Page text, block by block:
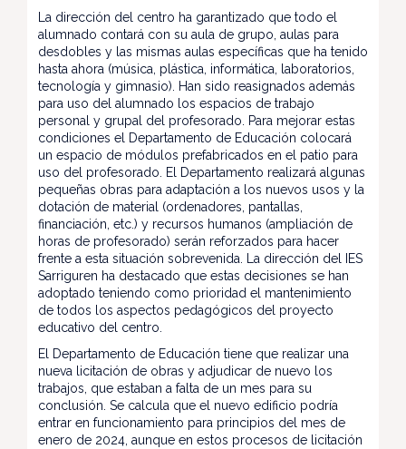
La dirección del centro ha garantizado que todo el
alumnado contará con su aula de grupo, aulas para
desdobles y las mismas aulas específicas que ha tenido
hasta ahora (música, plástica, informática, laboratorios,
tecnología y gimnasio). Han sido reasignados además
para uso del alumnado los espacios de trabajo
personal y grupal del profesorado. Para mejorar estas
condiciones el Departamento de Educación colocará
un espacio de módulos prefabricados en el patio para
uso del profesorado. El Departamento realizará algunas
pequeñas obras para adaptación a los nuevos usos y la
dotación de material (ordenadores, pantallas,
financiación, etc.) y recursos humanos (ampliación de
horas de profesorado) serán reforzados para hacer
frente a esta situación sobrevenida. La dirección del IES
Sarriguren ha destacado que estas decisiones se han
adoptado teniendo como prioridad el mantenimiento
de todos los aspectos pedagógicos del proyecto
educativo del centro.
El Departamento de Educación tiene que realizar una
nueva licitación de obras y adjudicar de nuevo los
trabajos, que estaban a falta de un mes para su
conclusión. Se calcula que el nuevo edificio podría
entrar en funcionamiento para principios del mes de
enero de 2024, aunque en estos procesos de licitación